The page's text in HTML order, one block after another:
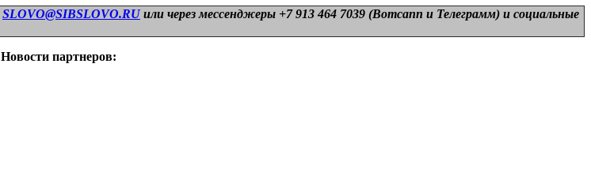
SLOVO@SIBSLOVO.RU или через мессенджеры +7 913 464 7039 (Вотсапп и Телеграмм) и социальные
Новости партнеров: